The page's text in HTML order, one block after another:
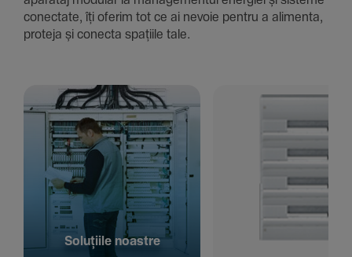
conec­tate, îți oferim tot ce ai nevoie pentru a alimenta,
proteja și conecta spațiile tale.
Solu­țiile noastre